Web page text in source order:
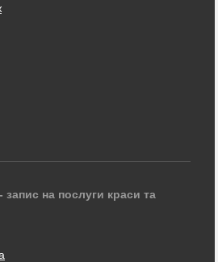
на послуги краси та